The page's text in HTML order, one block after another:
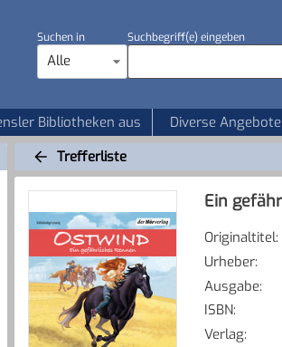
Suchen in
Alle
Suchbegriff(e) eingeben
Bibliotheken aus Diverse Angebote
Trefferliste
Ein
Originaltitel:
Urheber:
Ausgabe:
ISBN:
Verlag: